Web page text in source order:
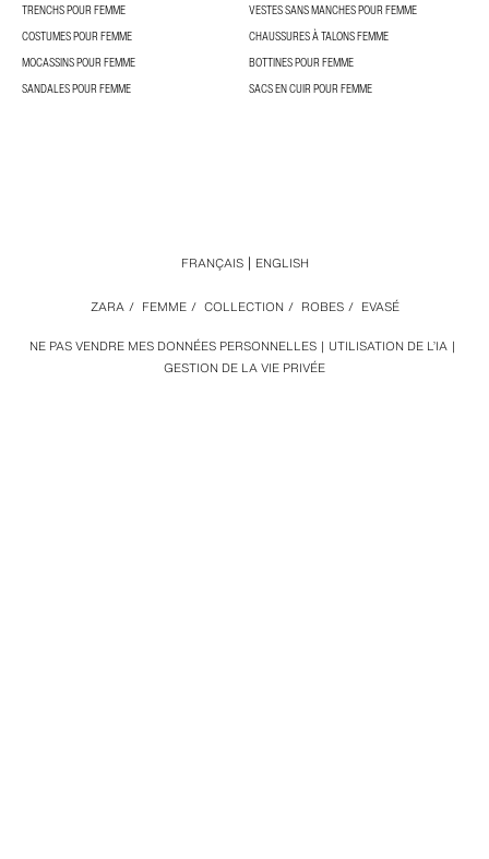
TRENCHS POUR FEMME
VESTES SANS MANCHES POUR FEMME
COSTUMES POUR FEMME
CHAUSSURES À TALONS FEMME
MOCASSINS POUR FEMME
BOTTINES POUR FEMME
SANDALES POUR FEMME
SACS EN CUIR POUR FEMME
NE PAS VENDRE MES DONNÉES PERSONNELLES
UTILISATION DE L’IA
GESTION DE LA VIE PRIVÉE
ZARA / FEMME / COLLECTION / ROBES / EVASÉ
FRANÇAIS ENGLISH